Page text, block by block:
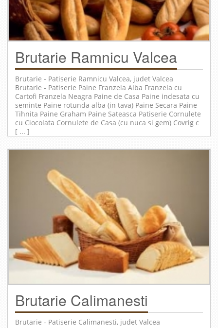
Brutarie Ramnicu Valcea
Brutarie - Patiserie Ramnicu Valcea, judet Valcea
Brutarie - Patiserie Paine Franzela Alba Franzela cu
Cartofi Franzela Neagra Paine de Casa Paine indesata cu
seminte Paine rotunda alba (in tava) Paine Secara Paine
Tihnita Paine Graham Paine Sateasca Patiserie Cornulete
cu Ciocolata Cornulete de Casa (cu nuca si gem) Covrig c
[ ... ]
Brutarie Calimanesti
Brutarie - Patiserie Calimanesti, judet Valcea